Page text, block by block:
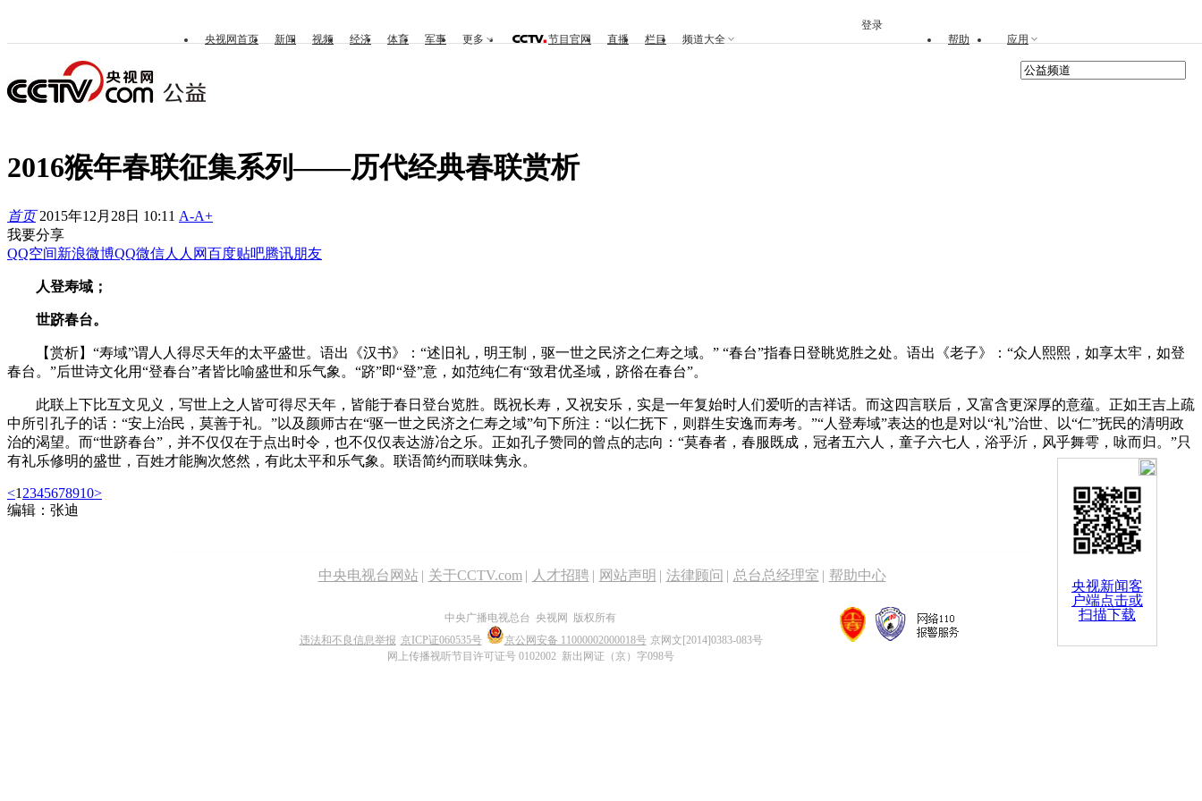
央视新闻客
户端点击或
扫描下载
央视网首页 新闻 视频 经济 体育 军事 更多 节目官网 直播 栏目 频道大全 帮助 应用
登录
2016猴年春联征集系列——历代经典春联赏析
首页 2015年12月28日 10:11 A-A+
我要分享
QQ空间新浪微博QQ微信人人网百度贴吧腾讯朋友
人登寿域；
世跻春台。
【赏析】“寿域”谓人人得尽天年的太平盛世。语出《汉书》：“述旧礼，明王制，驱一世之民济之仁寿之域。” “春台”指春日登眺览胜之处。语出《老子》：“众人熙熙，如享太牢，如登
春台。”后世诗文化用“登春台”者皆比喻盛世和乐气象。“跻”即“登”意，如范纯仁有“致君优圣域，跻俗在春台”。
此联上下比互文见义，写世上之人皆可得尽天年，皆能于春日登台览胜。既祝长寿，又祝安乐，实是一年复始时人们爱听的吉祥话。而这四言联后，又富含更深厚的意蕴。正如王吉上疏
中所引孔子的话：“安上治民，莫善于礼。”以及颜师古在“驱一世之民济之仁寿之域”句下所注：“以仁抚下，则群生安逸而寿考。”“人登寿域”表达的也是对以“礼”治世、以“仁”抚民的清明政
治的渴望。而“世跻春台”，并不仅仅在于点出时令，也不仅仅表达游冶之乐。正如孔子赞同的曾点的志向：“莫春者，春服既成，冠者五六人，童子六七人，浴乎沂，风乎舞雩，咏而归。”只
有礼乐修明的盛世，百姓才能胸次悠然，有此太平和乐气象。联语简约而联味隽永。
<1 2345678910>
编辑：张迪
中央电视台网站 | 关于CCTV.com | 人才招聘 | 网站声明 | 法律顾问 | 总台总经理室 | 帮助中心
中央广播电视总台 央视网 版权所有
违法和不良信息举报 京ICP证060535号 京公网安备 11000002000018号 京网文[2014]0383-083号
网上传播视听节目许可证号 0102002 新出网证（京）字098号